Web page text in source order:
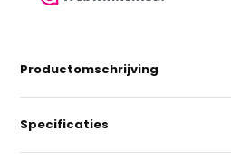
Productomschrijving
Specificaties